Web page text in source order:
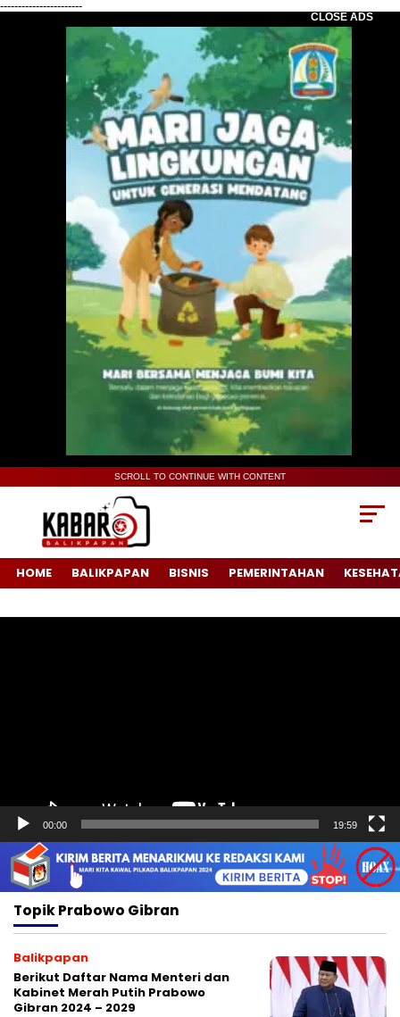
-----------------------
CLOSE ADS
SCROLL TO CONTINUE WITH CONTENT
HOME BALIKPAPAN BISNIS PEMERINTAHAN
00:00 19:59
TopikPrabowo Gibran
Balikpapan
Berikut Daftar Nama Menteri dan
Kabinet Merah Putih Prabowo
Gibran 2024 – 2029